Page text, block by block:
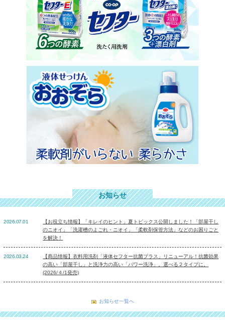
お知らせ
2026.07.01
【お役立ち情報】「キレイのヒント」夏トピックス公開しました！「部屋干し
のニオイ」「洗濯槽のよごれ・ニオイ」「柔軟剤保管方法」などのお困りごと
を解決！
2026.03.24
【商品情報】衣料用洗剤「液体セフター抗菌プラス」リニューアル！抗菌効果
の高い「部屋干し」と洗浄力の高い「パワー洗浄」。選べる２タイプに。
(2026/４/1発売)
お知らせ一覧へ